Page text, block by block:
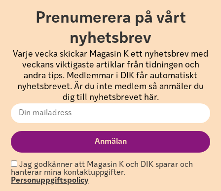
Prenumerera på vårt
nyhetsbrev
Varje vecka skickar Magasin K ett nyhetsbrev med
veckans viktigaste artiklar från tidningen och
andra tips. Medlemmar i DIK får automatiskt
nyhetsbrevet. Är du inte medlem så anmäler du
dig till nyhetsbrevet här.
Jag godkänner att Magasin K och DIK sparar och
hanterar mina kontaktuppgifter.
Personuppgiftspolicy